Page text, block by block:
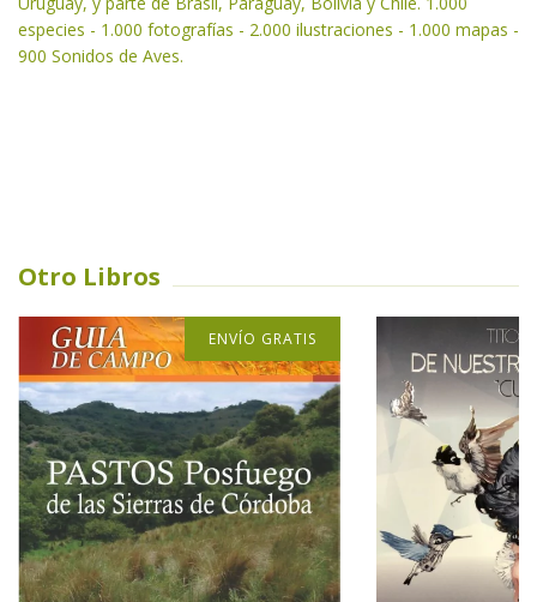
especies - 1.000 fotografías - 2.000 ilustraciones - 1.000 mapas -
900 Sonidos de Aves.
Otro Libros
ENVÍO GRATIS